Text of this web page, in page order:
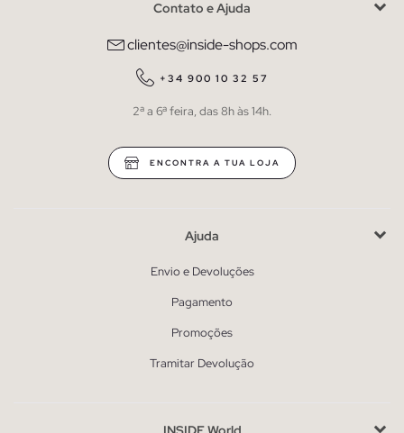
Contato e Ajuda
clientes@inside-shops.com
+34 900 10 32 57
2ª a 6ª feira, das 8h às 14h.
ENCONTRA A TUA LOJA
Ajuda
Envio e Devoluções
Pagamento
Promoções
Tramitar Devolução